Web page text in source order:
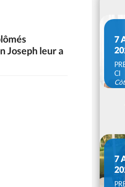
Joseph leur a
7
CI
7